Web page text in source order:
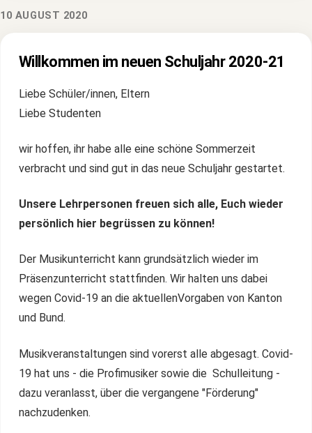
10 AUGUST 2020
Willkommen im neuen Schuljahr 2020-21
Liebe Schüler/innen, Eltern
Liebe Studenten
wir hoffen, ihr habe alle eine schöne Sommerzeit
verbracht und sind gut in das neue Schuljahr gestartet.
Unsere Lehrpersonen freuen sich alle, Euch wieder
persönlich hier begrüssen zu können!
Der Musikunterricht kann grundsätzlich wieder im
Präsenzunterricht stattfinden. Wir halten uns dabei
wegen Covid-19 an die aktuellenVorgaben von Kanton
und Bund.
Musikveranstaltungen sind vorerst alle abgesagt. Covid-
19 hat uns - die Profimusiker sowie die Schulleitung -
dazu veranlasst, über die vergangene "Förderung"
nachzudenken.